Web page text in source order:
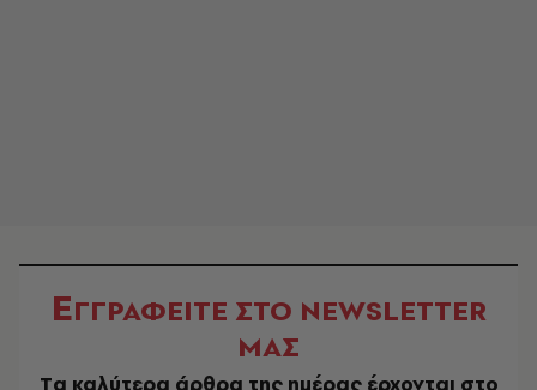
ΕΓΓΡΑΦΕΙΤΕ ΣΤΟ NEWSLETTER
ΜΑΣ
Tα καλύτερα άρθρα της ημέρας έρχονται στο